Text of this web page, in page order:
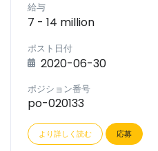
給与
7 - 14 million
ポスト日付
2020-06-30
ポジション番号
po-020133
より詳しく読む 応募